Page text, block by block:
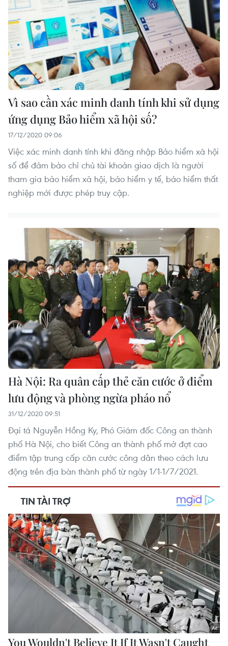
Vì sao cần xác minh danh tính khi sử dụng
ứng dụng Bảo hiểm xã hội số?
17/12/2020 09:06
Việc xác minh danh tính khi đăng nhập Bảo hiểm xã hội
số để đảm bảo chỉ chủ tài khoản giao dịch là người
tham gia bảo hiểm xã hội, bảo hiểm y tế, bảo hiểm thất
nghiệp mới được phép truy cập.
Hà Nội: Ra quân cấp thẻ căn cước ở điểm
lưu động và phòng ngừa pháo nổ
31/12/2020 09:51
Đại tá Nguyễn Hồng Ky, Phó Giám đốc Công an thành
phố Hà Nội, cho biết Công an thành phố mở đợt cao
điểm tập trung cấp căn cước công dân theo cách lưu
động trên địa bàn thành phố từ ngày 1/1-1/7/2021.